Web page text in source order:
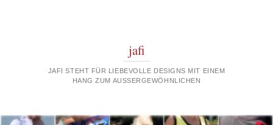
jafi
JAFI STEHT FÜR LIEBEVOLLE DESIGNS MIT EINEM
HANG ZUM AUSSERGEWÖHNLICHEN